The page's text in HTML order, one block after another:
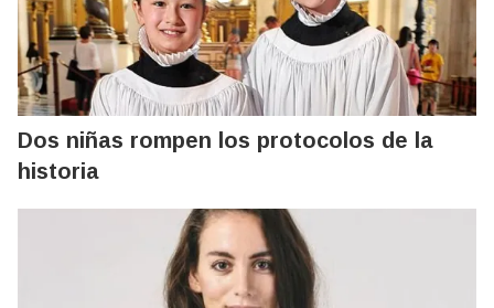
Dos niñas rompen los protocolos de la
historia